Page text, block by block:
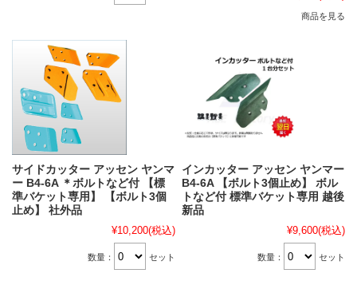
商品を見る
サイドカッター アッセン ヤンマ
ー B4-6A ＊ボルトなど付 【標
準バケット専用】 【ボルト3個
止め】 社外品
¥10,200(税込)
数量： セット
インカッター アッセン ヤンマー
B4-6A 【ボルト3個止め】 ボル
トなど付 標準バケット専用 越後
新品
¥9,600(税込)
数量： セット